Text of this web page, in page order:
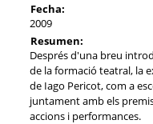
Fecha:
2009
Resumen:
Després d'una breu
de la formació teatral, la
de Iago Pericot, com a
juntament amb els
accions i performances.